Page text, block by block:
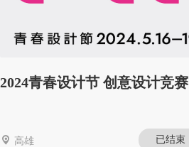
2024青春设计节 创意设计竞赛
高雄 已结束